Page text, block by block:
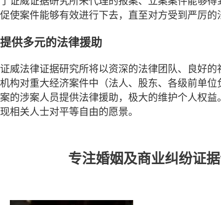
促使案件能够有效进行下去，直至对方受到严厉的
提供多元的法律援助
证威法律证据研究所将以资深的法律团队、良好
机构对重大经济案件中（法人、股东、各级前单
案的涉案人员提供法律援助，极大的维护个人权
现相关人士对平等自由的愿景。
专注婚姻及商业纠纷证